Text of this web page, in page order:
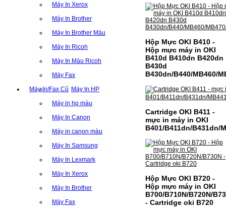
Máy In Xerox
Máy In Brother
Máy In Brother Màu
Máy In Ricoh
Máy In Màu Ricoh
Máy Fax
Máy In/Fax Cũ Máy In HP
Máy in hp màu
Máy In Canon
Máy in canon màu
Máy In Samsung
Máy In Lexmark
Máy In Xerox
Máy In Brother
Máy Fax
Hộp Mực OKI B410 -
Hộp mực máy in OKI
B410d B410dn B420dn
B430d
B430dn/B440/MB460/
Cartridge OKI B411 -
mực in máy in OKI
B401/B411dn/B431dn/
Hộp Mực OKI B720 -
Hộp mực máy in OKI
B700/B710N/B720N/
- Cartridge oki B720